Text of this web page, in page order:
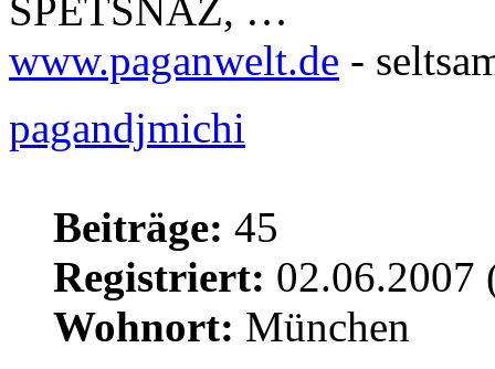
SPETSNAZ, …
www.paganwelt.de -
pagandjmichi
Beiträge: 45
Registriert: 02.06.2007
Wohnort: München